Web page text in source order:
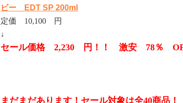
ビー EDT SP 200ml
定価 10,100 円
↓
セール価格 2,230 円！！ 激安 78％
まだまだあります！セール対象は全40商品！